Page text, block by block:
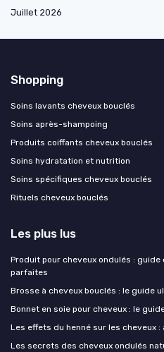
Juillet 2026
Shopping
Soins lavants cheveux bouclés
Soins après-shampoing
Produits coiffants cheveux bouclés
Soins hydratation et nutrition
Soins spécifiques cheveux bouclés
Rituels cheveux bouclés
Les plus lus
Produit pour cheveux ondulés :
parfaites
Brosse à cheveux bouclés : le guide
Bonnet en soie pour cheveux : le
Les effets du henné sur les cheveux :
Les secrets des cheveux ondulés